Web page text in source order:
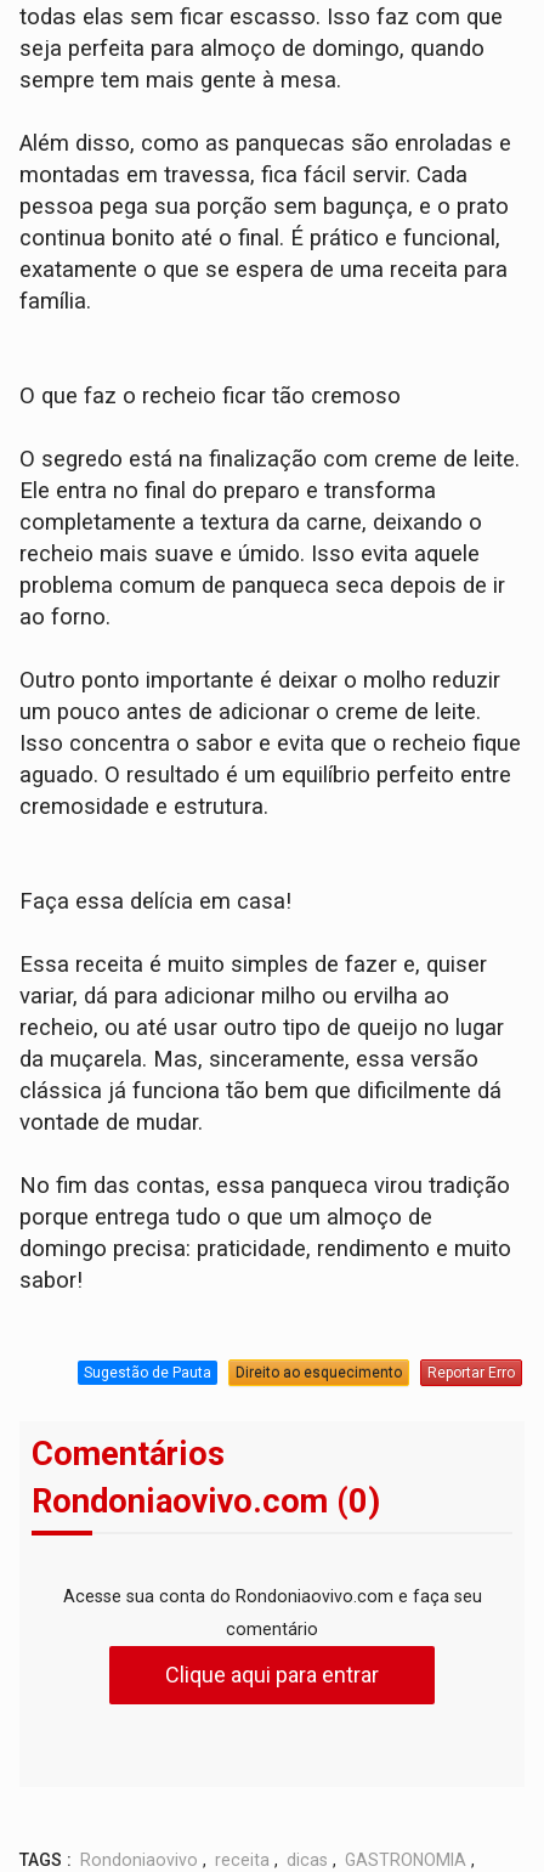
todas elas sem ficar escasso. Isso faz com que
seja perfeita para almoço de domingo, quando
sempre tem mais gente à mesa.
Além disso, como as panquecas são enroladas e
montadas em travessa, fica fácil servir. Cada
pessoa pega sua porção sem bagunça, e o prato
continua bonito até o final. É prático e funcional,
exatamente o que se espera de uma receita para
família.
O que faz o recheio ficar tão cremoso
O segredo está na finalização com creme de leite.
Ele entra no final do preparo e transforma
completamente a textura da carne, deixando o
recheio mais suave e úmido. Isso evita aquele
problema comum de panqueca seca depois de ir
ao forno.
Outro ponto importante é deixar o molho reduzir
um pouco antes de adicionar o creme de leite.
Isso concentra o sabor e evita que o recheio fique
aguado. O resultado é um equilíbrio perfeito entre
cremosidade e estrutura.
Faça essa delícia em casa!
Essa receita é muito simples de fazer e, quiser
variar, dá para adicionar milho ou ervilha ao
recheio, ou até usar outro tipo de queijo no lugar
da muçarela. Mas, sinceramente, essa versão
clássica já funciona tão bem que dificilmente dá
vontade de mudar.
No fim das contas, essa panqueca virou tradição
porque entrega tudo o que um almoço de
domingo precisa: praticidade, rendimento e muito
sabor!
Sugestão de Pauta Direito ao esquecimento Reportar Erro
Comentários
Rondoniaovivo.com (0)
Acesse sua conta do Rondoniaovivo.com e faça seu
comentário
Clique aqui para entrar
TAGS : Rondoniaovivo , receita , dicas , GASTRONOMIA ,